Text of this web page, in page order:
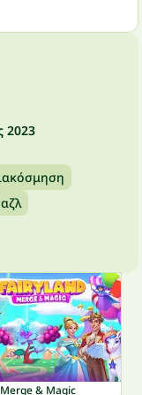
2023
& Magic